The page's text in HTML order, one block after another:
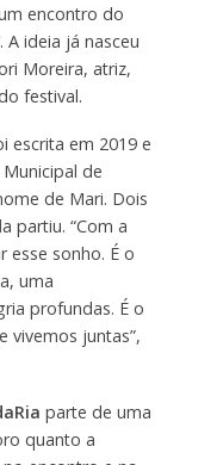
encontro do
A ideia já nasceu
Moreira, atriz,
festival.
escrita em 2019 e
de
de Mari. Dois
partiu. “Com a
esse sonho. É o
uma
profundas. É o
vivemos juntas”,
parte de uma
quanto a